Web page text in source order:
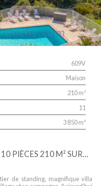
609V
Maison
210 m²
11
3 850 m²
PIÈCES 210 M² SUR...
de standing, magnifique villa